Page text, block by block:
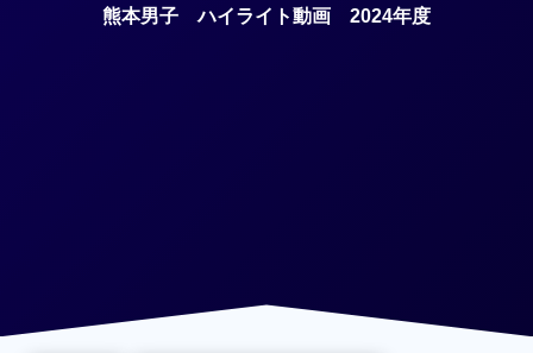
熊本男子 ハイライト動画 2024年度